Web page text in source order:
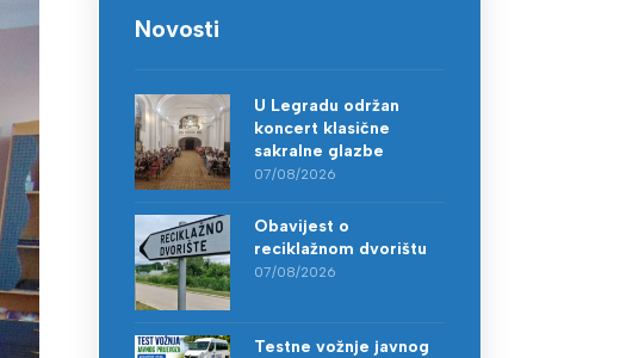
Novosti
U Legradu održan
koncert klasične
sakralne glazbe
07/08/2026
Obavijest o
reciklažnom dvorištu
07/08/2026
Testne vožnje javnog